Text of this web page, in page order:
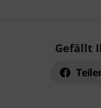
Gefällt